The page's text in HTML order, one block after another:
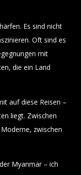
Es sind nicht
Oft sind es
mit
die ein Land
auf diese Reisen –
liegt. Zwischen
zwischen
Myanmar – ich